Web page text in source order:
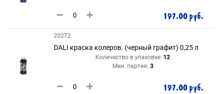
197.00 руб.
20272
DALI краска колеров. (черный графит) 0,25 л
Количество в упаковке: 12
Мин. партия: 3
197.00 руб.